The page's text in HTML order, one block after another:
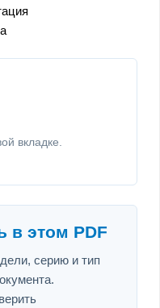
вкладке.
в этом PDF
серию и тип